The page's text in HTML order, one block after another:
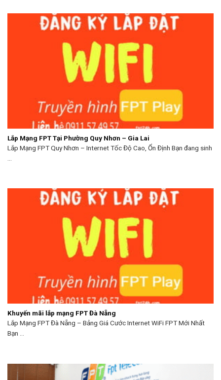
Lắp Mạng FPT Tại Phường Quy Nhơn – Gia Lai
Lắp Mạng FPT Quy Nhơn – Internet Tốc Độ Cao, Ổn Định Bạn đang sinh
...
Khuyến mãi lắp mạng FPT Đà Nẵng
Lắp Mạng FPT Đà Nẵng – Bảng Giá Cước Internet WiFi FPT Mới Nhất
Bạn ...